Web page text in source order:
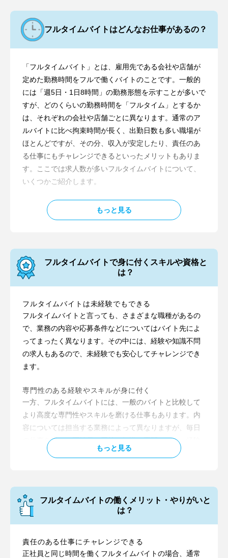
フルタイムバイトはどんなお仕事があるの？
「フルタイムバイト」とは、雇用先である会社や店舗が
定めた勤務時間をフルで働くバイトのことです。一般的
には「週5日・1日8時間」の勤務形態を示すことが多いで
すが、どのくらいの勤務時間を「フルタイム」とするか
は、それぞれの会社や店舗ごとに異なります。通常のア
ルバイトに比べ拘束時間が長く、出勤日数も多い職場が
ほとんどですが、その分、収入が安定したり、責任のあ
る仕事にもチャレンジできるといったメリットもありま
す。ここでは求人数が多いフルタイムバイトについて、
いくつかご紹介します。
コールセンター
商品購入や、サービス加入をしたお客さまからの電話で
コミュニケーション力を生かしたい人に合った仕事で
す。
事務系のオフィスワークもフルタイムバイトに多い職種
の一つです。経理や総務といった管理部門の一員とし
て、長く正社員と同等の仕事をしている人もたくさんい
るようです。
テレフォンアポインター
かけながら商談のアポイントを獲得するのがテレフォン
アポインターの仕事です。フルタイムバイトの求人で
は、「インサイドセールス」の職種名で募集されている
こともあります。
ら営業時間がはじまる前までの早朝などを勤務時間とし
ている求人もあります。
倉庫・軽作業
荷物の運搬やピッキング、検品、仕分け、梱包、トラッ
もっと見る
フルタイムバイトで身に付くスキルや資格と
は？
フルタイムバイトは未経験でもできる
フルタイムバイトと言っても、さまざまな職種があるの
で、業務の内容や応募条件などについてはバイト先によ
ってまったく異なります。その中には、経験や知識不問
の求人もあるので、未経験でも安心してチャレンジでき
ます。
専門性のある経験やスキルが身に付く
一方、フルタイムバイトには、一般のバイトと比較して
より高度な専門性やスキルを磨ける仕事もあります。内
容については担当する業務によって異なりますが、毎日
の仕事を通して正社員と同等の知識や専門スキル、経験
を磨くことができる可能性があります。
フルタイムバイトでは、データ入力など、オフィスワー
クに関する求人もあります。将来のために事務関連の知
識やスキル、基本的なPCスキルなどを身に付けたい人に
ピッタリな仕事も見つけやすいでしょう。
社会人としての意識やマナー
もっと見る
フルタイムバイトの働くメリット・やりがいと
は？
責任のある仕事にチャレンジできる
正社員と同じ時間を働くフルタイムバイトの場合、通常